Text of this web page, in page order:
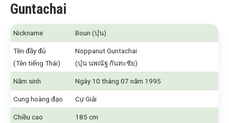
Guntachai
Nickname Boun (บุ๋น)
Tên đầy đủ
(Tên tiếng Thái)
Noppanut Guntachai
(บุ๋น นพณัฐ กันทะชัย)
Năm sinh Ngày 10 tháng 07 năm 1995
Cung hoàng đạo Cự Giải
Chiều cao 185 cm